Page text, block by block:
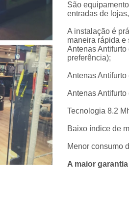
São
entradas de
A instalação é
maneira rápida e
Antenas
preferência);
Antenas
Antenas
Tecnologia 8.2
Baixo índice de
Menor consumo
A maior